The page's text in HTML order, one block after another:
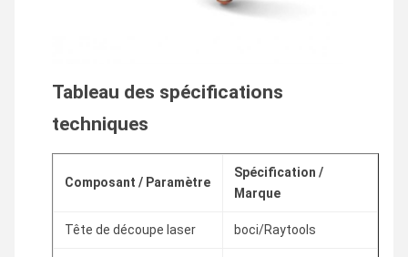
Tableau des spécifications
techniques
Composant / Paramètre
Spécification /
Marque
Tête de découpe laser boci/Raytools